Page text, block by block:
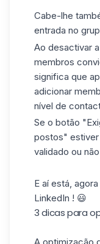
Cabe-lhe
entrada no
Ao desactivar
membros
significa que
adicionar
nível de
Se o botão
postos"
validado ou
E aí está,
LinkedIn ! 😃
3 dicas para